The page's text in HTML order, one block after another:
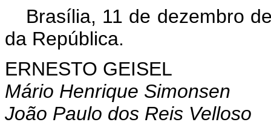
Brasília, 11 de dezembro
da República.
ERNESTO GEISEL
Mário Henrique Simonsen
João Paulo dos Reis Velloso